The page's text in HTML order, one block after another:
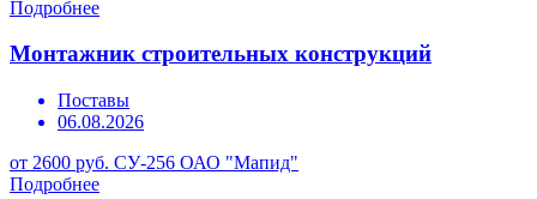
Подробнее
Монтажник строительных конструкций
Поставы
06.08.2026
от 2600 руб. СУ-256 ОАО "Мапид"
Подробнее